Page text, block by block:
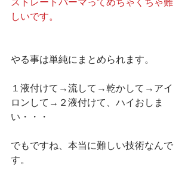
しいです。
やる事は単純にまとめられます。
１液付けて→流して→乾かして→アイ
ロンして→２液付けて、ハイおしま
い・・・
でもですね、本当に難しい技術なんで
す。